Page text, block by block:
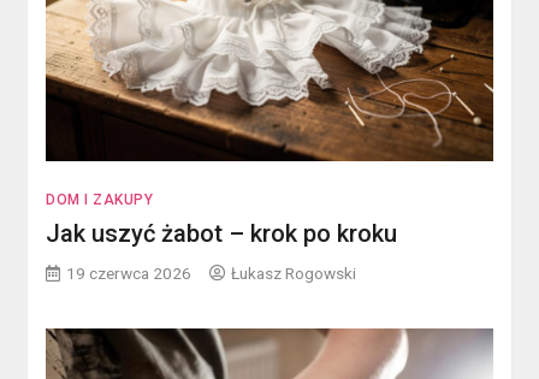
DOM I ZAKUPY
Jak uszyć żabot – krok po kroku
19 czerwca 2026 Łukasz Rogowski